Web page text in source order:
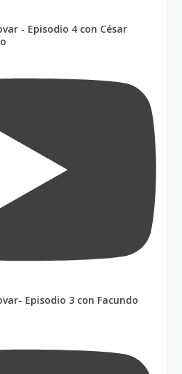
- Episodio 4 con César
Episodio 3 con Facundo